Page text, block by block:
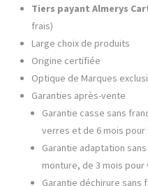
Tiers payant Almerys
frais)
Large choix de produits
Origine certifiée
Optique de Marques
Garanties après-vente
Garantie casse sans
verres et de 6 mois
Garantie adaptation
monture, de 3 mois
Garantie déchirure sans